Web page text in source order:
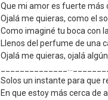
Que mi amor es fuerte más
Ojalá me quieras, como el
Como imaginé tu boca con
Llenos del perfume de una
Ojalá me quieras, ojalá
Solos un instante para que
En que estoy más cerca de